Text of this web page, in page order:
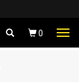
0